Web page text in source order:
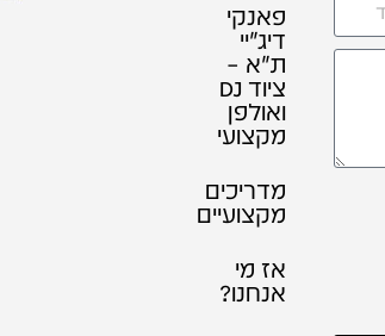
פאנקי
דיג׳יי
ת"א –
ציוד DJ
ואולפן
מקצועי
מדריכים
מקצועיים
אז מי
אנחנו?